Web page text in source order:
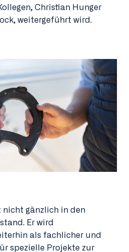
Christian Hunger
weitergeführt wird.
nicht gänzlich in den
Er wird
als fachlicher und
spezielle Projekte zur